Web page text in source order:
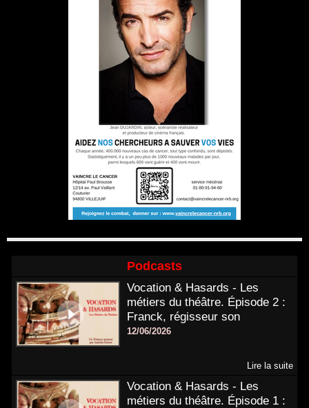
Podcasts
Vocation & Hasards - Les
métiers du théâtre. Épisode 2 :
Franck, régisseur son
12/06/2026
Lire la suite
Vocation & Hasards - Les
métiers du théâtre. Épisode 1 :